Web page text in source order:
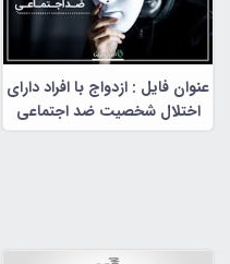
عنوان فایل : ازدواج با افراد دارای
اختلال شخصیت ضد اجتماعی